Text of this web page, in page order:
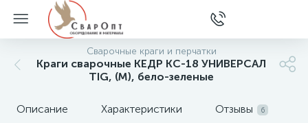
Сварочные краги и перчатки
Краги сварочные КЕДР КС-18 УНИВЕРСАЛ
TIG, (М), бело-зеленые
Описание Характеристики Отзывы 6